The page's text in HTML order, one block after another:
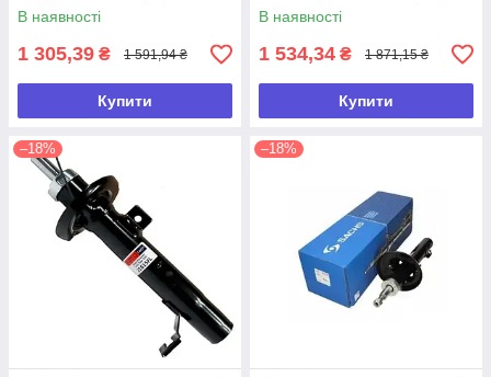
В наявності
1 305,39 ₴ 1 591,94 ₴
Купити
В наявності
1 534,34 ₴ 1 871,15 ₴
Купити
–18% –18%